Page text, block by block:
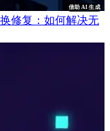
借助 AI 生成
换修复：如何解决无